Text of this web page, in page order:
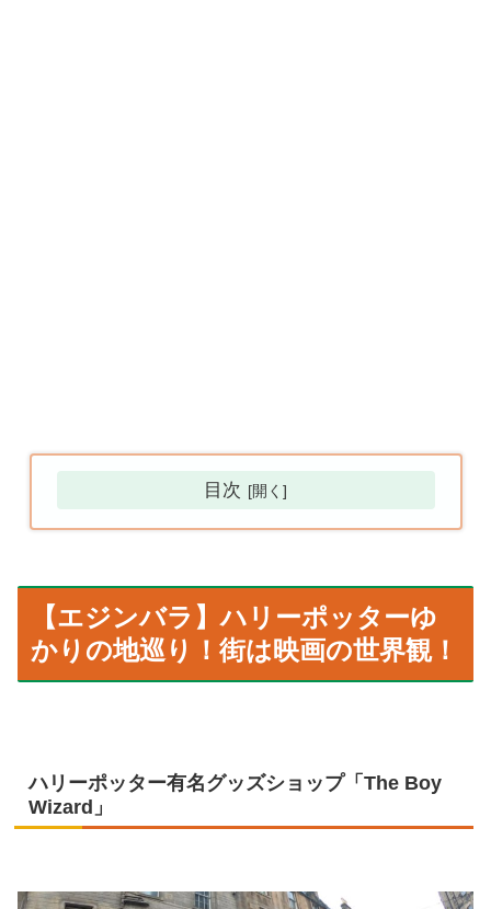
目次
【エジンバラ】ハリーポッターゆ
かりの地巡り！街は映画の世界観！
ハリーポッター有名グッズショップ「The Boy
Wizard」